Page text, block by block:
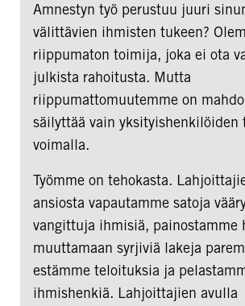
Amnestyn työ perustuu juuri
välittävien ihmisten tukeen?
riippumaton toimija, joka ei ota
julkista rahoitusta. Mutta
riippumattomuutemme on
säilyttää vain yksityishenkilöiden
voimalla.
Työmme on tehokasta.
ansiosta vapautamme satoja
vangittuja ihmisiä, painostamme
muuttamaan syrjiviä lakeja
estämme teloituksia ja
ihmishenkiä. Lahjoittajien avulla